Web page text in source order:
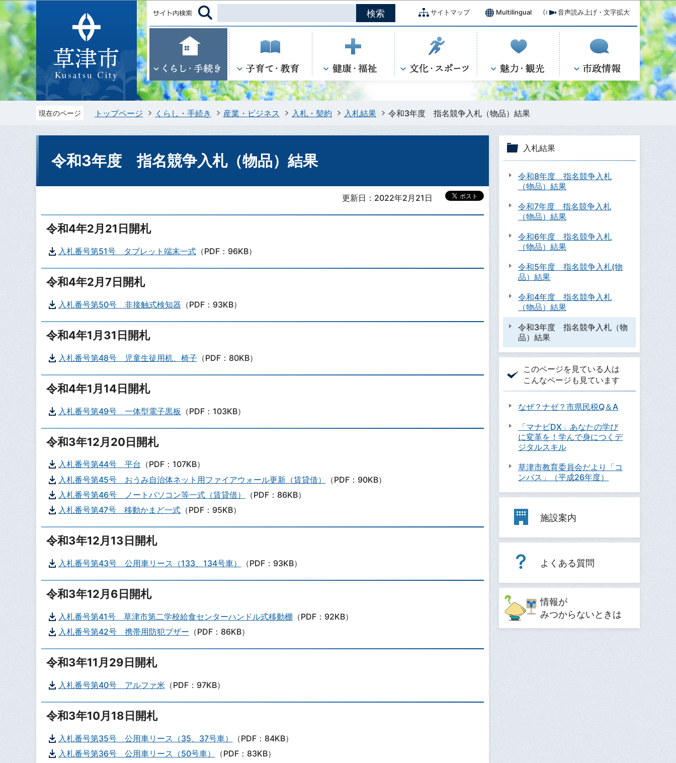
このページの本文へ移動
サイトマップ Multilingual 音声読み上げ・文字拡大
現在のページ トップページ くらし・手続き 産業・ビジネス 入札・契約 入札結果 令和3年度 指名競争入札（物品）結果
令和3年度 指名競争入札（物品）結果
更新日：2022年2月21日
令和4年2月21日開札
入札番号第51号 タブレット端末一式（PDF：96KB）
令和4年2月7日開札
入札番号第50号 非接触式検知器 （PDF：93KB）
令和4年1月31日開札
入札番号第48号 児童生徒用机、椅子 （PDF：80KB）
令和4年1月14日開札
入札番号第49号 一体型電子黒板 （PDF：103KB）
令和3年12月20日開札
入札番号第44号 平台 （PDF：107KB）
入札番号第45号 おうみ自治体ネット用ファイアウォール更新（賃貸借）
（PDF：90KB）
入札番号第46号 ノートパソコン等一式（賃貸借）
（PDF：86KB）
入札番号第47号 移動かまど一式（PDF：95KB）
令和3年12月13日開札
入札番号第43号 公用車リース（133、134号車） （PDF：93KB）
令和3年12月6日開札
入札番号第41号 草津市第二学校給食センターハンドル式移動棚 （PDF：92KB）
入札番号第42号 携帯用防犯ブザー （PDF：86KB）
令和3年11月29日開札
入札番号第40号 アルファ米（PDF：97KB）
令和3年10月18日開札
入札番号第35号 公用車リース（35、37号車）
（PDF：84KB）
入札番号第36号 公用車リース（50号車）
（PDF：83KB）
入札結果
令和8年度 指名競争入札
（物品）結果
令和7年度 指名競争入札
（物品）結果
令和6年度 指名競争入札
（物品）結果
令和5年度 指名競争入札(物
品）結果
令和4年度 指名競争入札
（物品）結果
令和3年度 指名競争入札（物
品）結果
このページを見ている人は
こんなページも見ています
なぜ？ナゼ？市県民税Q＆A
「マナビDX」あなたの学び
に変革を！学んで身につくデ
ジタルスキル
草津市教育委員会だより「コ
ンパス」（平成26年度）
施設案内
よくある質問
情報が
みつからないときは